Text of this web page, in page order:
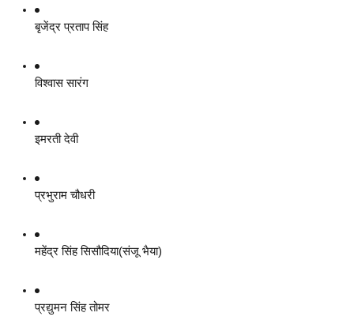
बृजेंद्र प्रताप सिंह
विश्वास सारंग
इमरती देवी
प्रभुराम चौधरी
महेंद्र सिंह सिसौदिया(संजू भैया)
प्रद्युमन सिंह तोमर